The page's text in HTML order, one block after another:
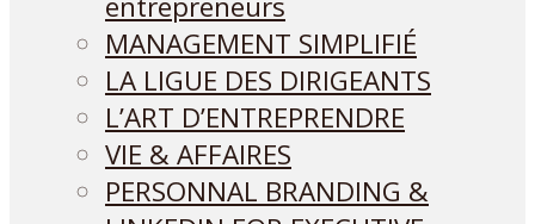
MANAGEMENT SIMPLIFIÉ
LA LIGUE DES DIRIGEANTS
L’ART D’ENTREPRENDRE
VIE & AFFAIRES
PERSONNAL BRANDING &